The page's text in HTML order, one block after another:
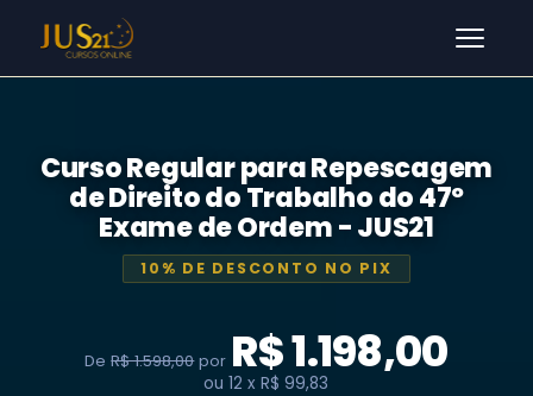
Curso Regular para Repescagem
de Direito do Trabalho do 47º
Exame de Ordem - JUS21
10% DE DESCONTO NO PIX
DeR$ 1.598,00por R$ 1.198,00
ou 12 x R$ 99,83